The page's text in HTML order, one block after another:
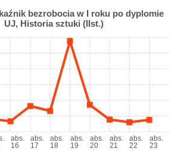
bezrobocia w I roku po dyplomie
UJ, Historia sztuki (IIst.)
abs.
16
abs.
17
abs.
18
abs.
19
abs.
20
abs.
21
abs.
22
abs.
23